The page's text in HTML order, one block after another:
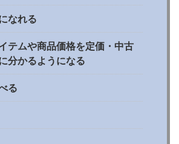
なれる
テムや商品価格を定価・中古
分かるようになる
る